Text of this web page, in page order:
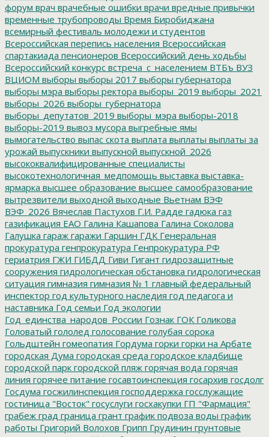
форум врач врачебные ошибки врачи вредные привычки
временные трубопроводы Время Биробиджана
всемирный фестиваль молодежи и студентов
Всероссийская перепись населения Всероссийская
спартакиада пенсионеров Всероссийский день ходьбы
Всероссийский конкурс встреча_с_населением ВТБъ ВУЗ
ВЦИОМ выборы выборы 2017 выборы губернатора
выборы мэра выборы ректора выборы_2019 выборы_2021
выборы_2026 выборы_губернатора
выборы_депутатов_2019 выборы_мэра выборы-2018
выборы-2019 вывоз мусора выгребные ямы
вымогательство выпас скота выплата выплаты выплаты за
урожай выпускники выпускной выпускной_2026
высококвалифицированные специалисты
высокотехнологичная_медпомощь выставка выставка-
ярмарка высшее образование высшее самообразование
вытрезвители выходной выходные Вьетнам ВЭФ
ВЭФ_2026 Вячеслав Пастухов Г.И. Радде гадюка газ
газификация ЕАО Галина Кашапова Галина Соколова
Галушка гараж гаражи Гаршин ГДК Генеральная
прокуратура генпрокуратура Генпрокуратура РФ
гериатрия ГЖИ ГИБДД Гиви Гигант гидрозащитные
сооружения гидрологическая обстановка гидрологическая
ситуация гимназия гимназия № 1 главный федеральный
инспектор год культурного наследия год педагога и
наставника Год семьи Год экологии
Год_единства_народов_России Гознак ГОК Голикова
Головатый гололед голосование голубая сорока
Гольдштейн гомеопатия Гордума горки горки на Арбате
городская Дума городская среда городское кладбище
городской парк городской пляж горячая вода горячая
линия горячее питание госавтоинспекция госархив госдолг
Госдума госжилинспекция господдержка госслужащие
гостиница "Восток" госуслуги госхакупки ГП "Фармация"
грабеж град граница грант график подвоза воды график
работы Григорий Волохов Грипп Грудинин грунтовые